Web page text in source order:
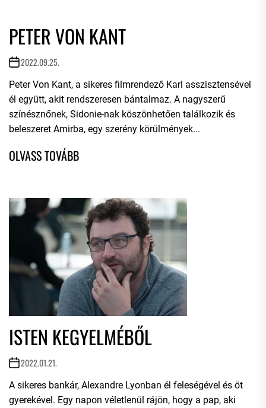
PETER VON KANT
2022.09.25.
Peter Von Kant, a sikeres filmrendező Karl asszisztensével
él együtt, akit rendszeresen bántalmaz. A nagyszerű
színésznőnek, Sidonie-nak köszönhetően találkozik és
beleszeret Amirba, egy szerény körülmények...
ISTEN KEGYELMÉBŐL
2022.01.21.
A sikeres bankár, Alexandre Lyonban él feleségével és öt
gyerekével. Egy napon véletlenül rájön, hogy a pap, aki